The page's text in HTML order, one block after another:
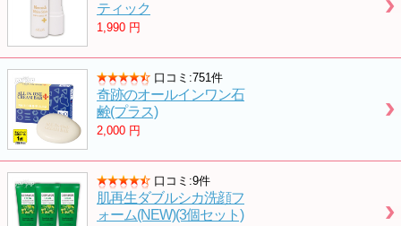
ティック
1,990 円
口コミ:751件
奇跡のオールインワン石
鹸(プラス)
2,000 円
口コミ:9件
肌再生ダブルシカ洗顔フ
ォーム(NEW)(3個セット)